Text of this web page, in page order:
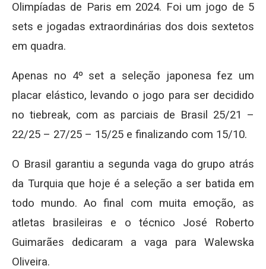
Olimpíadas de Paris em 2024. Foi um jogo de 5
sets e jogadas extraordinárias dos dois sextetos
em quadra.
Apenas no 4º set a seleção japonesa fez um
placar elástico, levando o jogo para ser decidido
no tiebreak, com as parciais de Brasil 25/21 –
22/25 – 27/25 – 15/25 e finalizando com 15/10.
O Brasil garantiu a segunda vaga do grupo atrás
da Turquia que hoje é a seleção a ser batida em
todo mundo. Ao final com muita emoção, as
atletas brasileiras e o técnico José Roberto
Guimarães dedicaram a vaga para Walewska
Oliveira.